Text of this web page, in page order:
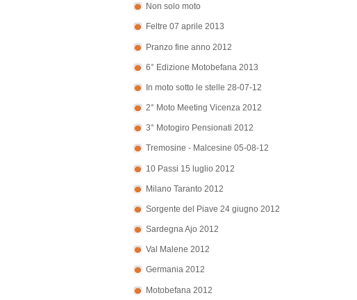
Non solo moto
Feltre 07 aprile 2013
Pranzo fine anno 2012
6° Edizione Motobefana 2013
In moto sotto le stelle 28-07-12
2° Moto Meeting Vicenza 2012
3° Motogiro Pensionati 2012
Tremosine - Malcesine 05-08-12
10 Passi 15 luglio 2012
Milano Taranto 2012
Sorgente del Piave 24 giugno 2012
Sardegna Ajo 2012
Val Malene 2012
Germania 2012
Motobefana 2012